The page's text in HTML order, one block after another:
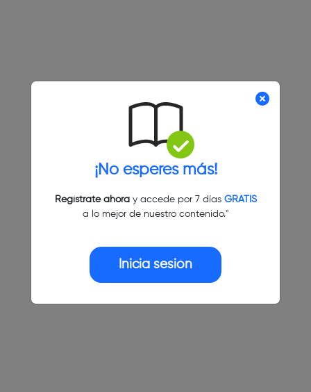
¡No esperes más!
Regístrate ahoray accede por 7 días GRATIS
a lo mejor de nuestro contenido."
Inicia sesión